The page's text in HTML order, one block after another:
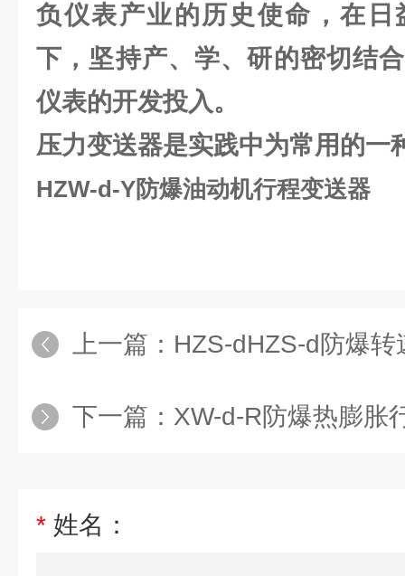
负仪表产业的历史使命，在日
下，坚持产、学、研的密切结
仪表的开发投入。
压力变送器是实践中为常用的一
HZW-d-Y防爆油动机行程变送器
上一篇： HZS-dHZS-d防爆转
下一篇： XW-d-R防爆热膨胀
* 姓名：